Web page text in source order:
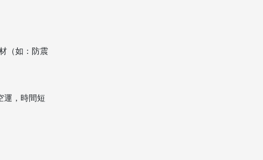
（如：防震
運，時間短